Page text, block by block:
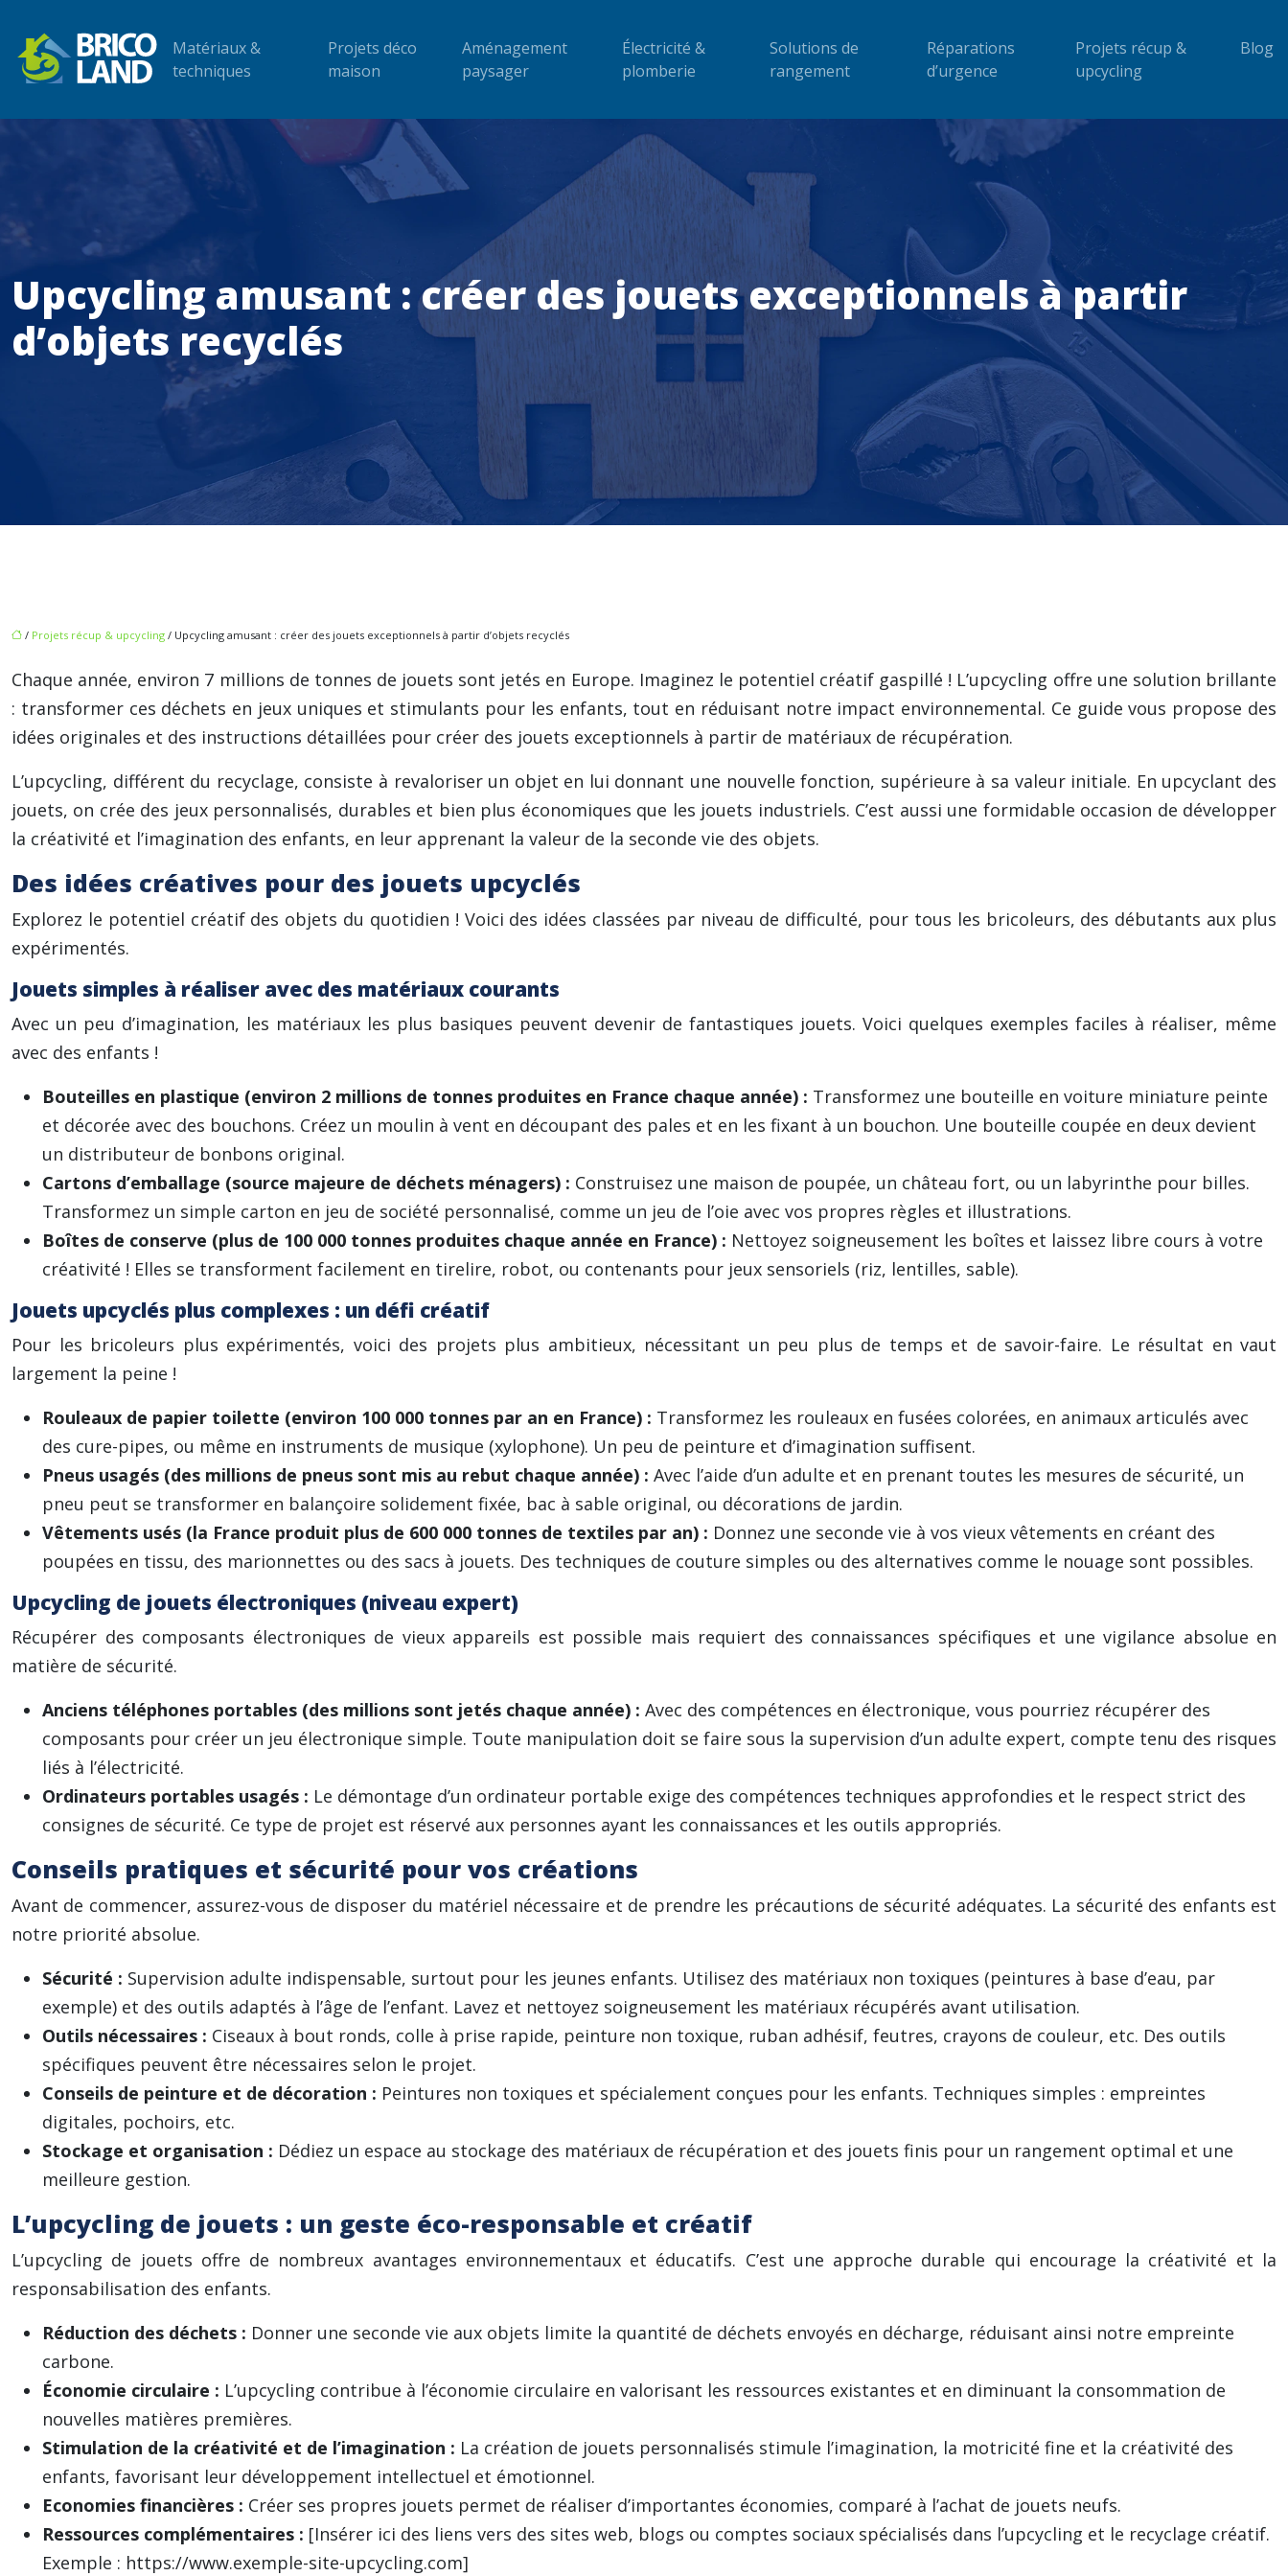
Matériaux &
techniques
Projets déco
maison
Aménagement
paysager
Électricité &
plomberie
Solutions de
rangement
Réparations
d’urgence
Projets récup &
upcycling
Blog
Upcycling amusant : créer des jouets exceptionnels à partir
d’objets recyclés
/ Projets récup & upcycling / Upcycling amusant : créer des jouets exceptionnels à partir d’objets recyclés
Chaque année, environ 7 millions de tonnes de jouets sont jetés en Europe. Imaginez le potentiel créatif gaspillé ! L’upcycling offre une solution brillante
: transformer ces déchets en jeux uniques et stimulants pour les enfants, tout en réduisant notre impact environnemental. Ce guide vous propose des
idées originales et des instructions détaillées pour créer des jouets exceptionnels à partir de matériaux de récupération.
L’upcycling, différent du recyclage, consiste à revaloriser un objet en lui donnant une nouvelle fonction, supérieure à sa valeur initiale. En upcyclant des
jouets, on crée des jeux personnalisés, durables et bien plus économiques que les jouets industriels. C’est aussi une formidable occasion de développer
la créativité et l’imagination des enfants, en leur apprenant la valeur de la seconde vie des objets.
Des idées créatives pour des jouets upcyclés
Explorez le potentiel créatif des objets du quotidien ! Voici des idées classées par niveau de difficulté, pour tous les bricoleurs, des débutants aux plus
expérimentés.
Jouets simples à réaliser avec des matériaux courants
Avec un peu d’imagination, les matériaux les plus basiques peuvent devenir de fantastiques jouets. Voici quelques exemples faciles à réaliser, même
avec des enfants !
Bouteilles en plastique (environ 2 millions de tonnes produites en France chaque année) : Transformez une bouteille en voiture miniature peinte
et décorée avec des bouchons. Créez un moulin à vent en découpant des pales et en les fixant à un bouchon. Une bouteille coupée en deux devient
un distributeur de bonbons original.
Cartons d’emballage (source majeure de déchets ménagers) : Construisez une maison de poupée, un château fort, ou un labyrinthe pour billes.
Transformez un simple carton en jeu de société personnalisé, comme un jeu de l’oie avec vos propres règles et illustrations.
Boîtes de conserve (plus de 100 000 tonnes produites chaque année en France) : Nettoyez soigneusement les boîtes et laissez libre cours à votre
créativité ! Elles se transforment facilement en tirelire, robot, ou contenants pour jeux sensoriels (riz, lentilles, sable).
Jouets upcyclés plus complexes : un défi créatif
Pour les bricoleurs plus expérimentés, voici des projets plus ambitieux, nécessitant un peu plus de temps et de savoir-faire. Le résultat en vaut
largement la peine !
Rouleaux de papier toilette (environ 100 000 tonnes par an en France) : Transformez les rouleaux en fusées colorées, en animaux articulés avec
des cure-pipes, ou même en instruments de musique (xylophone). Un peu de peinture et d’imagination suffisent.
Pneus usagés (des millions de pneus sont mis au rebut chaque année) : Avec l’aide d’un adulte et en prenant toutes les mesures de sécurité, un
pneu peut se transformer en balançoire solidement fixée, bac à sable original, ou décorations de jardin.
Vêtements usés (la France produit plus de 600 000 tonnes de textiles par an) : Donnez une seconde vie à vos vieux vêtements en créant des
poupées en tissu, des marionnettes ou des sacs à jouets. Des techniques de couture simples ou des alternatives comme le nouage sont possibles.
Upcycling de jouets électroniques (niveau expert)
Récupérer des composants électroniques de vieux appareils est possible mais requiert des connaissances spécifiques et une vigilance absolue en
matière de sécurité.
Anciens téléphones portables (des millions sont jetés chaque année) : Avec des compétences en électronique, vous pourriez récupérer des
composants pour créer un jeu électronique simple. Toute manipulation doit se faire sous la supervision d’un adulte expert, compte tenu des risques
liés à l’électricité.
Ordinateurs portables usagés : Le démontage d’un ordinateur portable exige des compétences techniques approfondies et le respect strict des
consignes de sécurité. Ce type de projet est réservé aux personnes ayant les connaissances et les outils appropriés.
Conseils pratiques et sécurité pour vos créations
Avant de commencer, assurez-vous de disposer du matériel nécessaire et de prendre les précautions de sécurité adéquates. La sécurité des enfants est
notre priorité absolue.
Sécurité : Supervision adulte indispensable, surtout pour les jeunes enfants. Utilisez des matériaux non toxiques (peintures à base d’eau, par
exemple) et des outils adaptés à l’âge de l’enfant. Lavez et nettoyez soigneusement les matériaux récupérés avant utilisation.
Outils nécessaires : Ciseaux à bout ronds, colle à prise rapide, peinture non toxique, ruban adhésif, feutres, crayons de couleur, etc. Des outils
spécifiques peuvent être nécessaires selon le projet.
Conseils de peinture et de décoration : Peintures non toxiques et spécialement conçues pour les enfants. Techniques simples : empreintes
digitales, pochoirs, etc.
Stockage et organisation : Dédiez un espace au stockage des matériaux de récupération et des jouets finis pour un rangement optimal et une
meilleure gestion.
L’upcycling de jouets : un geste éco-responsable et créatif
L’upcycling de jouets offre de nombreux avantages environnementaux et éducatifs. C’est une approche durable qui encourage la créativité et la
responsabilisation des enfants.
Réduction des déchets : Donner une seconde vie aux objets limite la quantité de déchets envoyés en décharge, réduisant ainsi notre empreinte
carbone.
Économie circulaire : L’upcycling contribue à l’économie circulaire en valorisant les ressources existantes et en diminuant la consommation de
nouvelles matières premières.
Stimulation de la créativité et de l’imagination : La création de jouets personnalisés stimule l’imagination, la motricité fine et la créativité des
enfants, favorisant leur développement intellectuel et émotionnel.
Economies financières : Créer ses propres jouets permet de réaliser d’importantes économies, comparé à l’achat de jouets neufs.
Ressources complémentaires : [Insérer ici des liens vers des sites web, blogs ou comptes sociaux spécialisés dans l’upcycling et le recyclage créatif.
Exemple : https://www.exemple-site-upcycling.com]